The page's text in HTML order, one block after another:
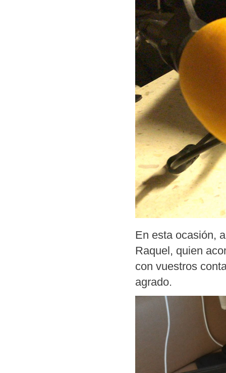
En esta ocasión,
Raquel, quien
con vuestros
agrado.